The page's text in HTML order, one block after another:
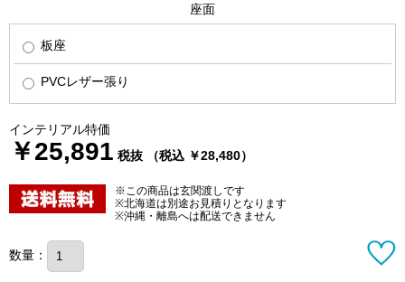
座面
板座
PVCレザー張り
インテリアル特価
￥25,891 税抜 （税込 ￥28,480）
※この商品は玄関渡しです
※北海道は別途お見積りとなります
※沖縄・離島へは配送できません
数量：